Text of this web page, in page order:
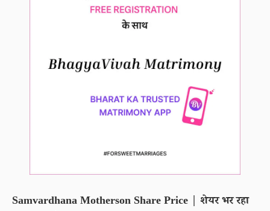
Samvardhana Motherson Share Price | शेयर भर रहा